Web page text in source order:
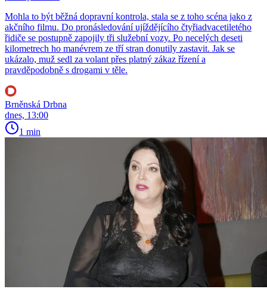
Mohla to být běžná dopravní kontrola, stala se z toho scéna jako z
akčního filmu. Do pronásledování ujíždějícího čtyřiadvacetiletého
řidiče se postupně zapojily tři služební vozy. Po necelých deseti
kilometrech ho manévrem ze tří stran donutily zastavit. Jak se
ukázalo, muž sedl za volant přes platný zákaz řízení a
pravděpodobně s drogami v těle.
Brněnská Drbna
dnes, 13:00
1 min